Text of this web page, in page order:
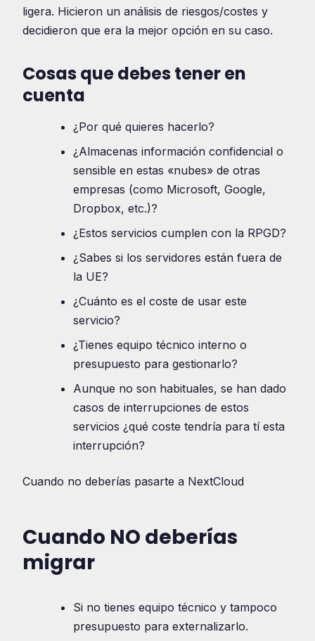
ligera. Hicieron un análisis de riesgos/costes y
decidieron que era la mejor opción en su caso.
Cosas que debes tener en
cuenta
¿Por qué quieres hacerlo?
¿Almacenas información confidencial o
sensible en estas «nubes» de otras
empresas (como Microsoft, Google,
Dropbox, etc.)?
¿Estos servicios cumplen con la RPGD?
¿Sabes si los servidores están fuera de
la UE?
¿Cuánto es el coste de usar este
servicio?
¿Tienes equipo técnico interno o
presupuesto para gestionarlo?
Aunque no son habituales, se han dado
casos de interrupciones de estos
servicios ¿qué coste tendría para tí esta
interrupción?
Cuando no deberías pasarte a NextCloud
Cuando NO deberías
migrar
Si no tienes equipo técnico y tampoco
presupuesto para externalizarlo.